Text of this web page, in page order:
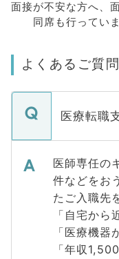
面接が不安な方へ、
同席も行ってい
よくあるご質問
医療転職
医師専任の
件などをお
たご入職先
「自宅から
「医療機器
「年収